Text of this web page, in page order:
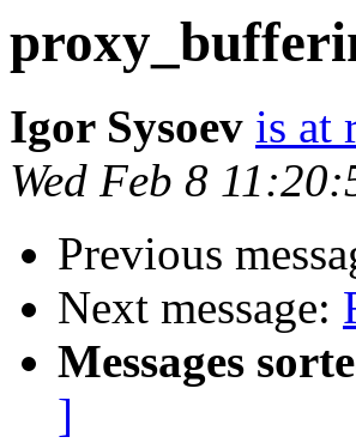
Igor Sysoev is at
Wed Feb 8
Previous
Next message:
Messages
]